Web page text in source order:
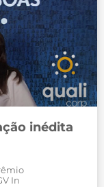
inédita
In